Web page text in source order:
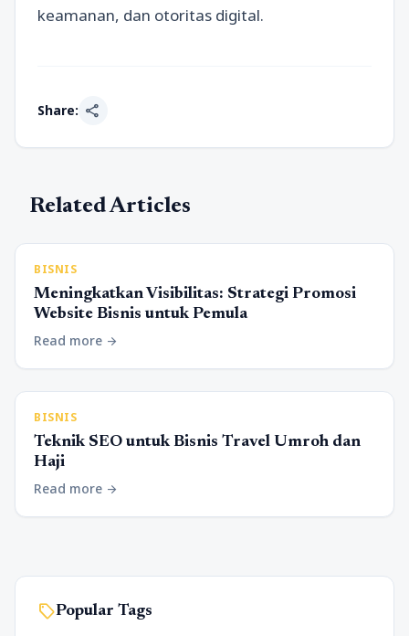
keamanan, dan otoritas digital.
Share: share
Related Articles
BISNIS
Meningkatkan Visibilitas: Strategi Promosi
Website Bisnis untuk Pemula
Read more arrow_forward
BISNIS
Teknik SEO untuk Bisnis Travel Umroh dan
Haji
Read more arrow_forward
sellPopular Tags